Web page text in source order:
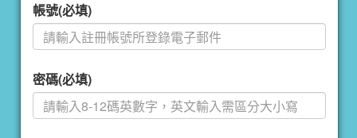
帳號(必填)
密碼(必填)